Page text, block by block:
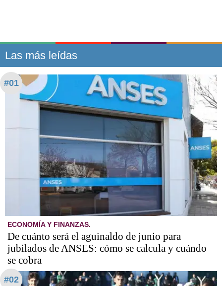
Las más leídas
#01
ECONOMÍA Y FINANZAS.
De cuánto será el aguinaldo de junio para
jubilados de ANSES: cómo se calcula y cuándo
se cobra
#02